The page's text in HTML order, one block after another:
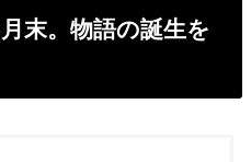
末。物語の誕生を